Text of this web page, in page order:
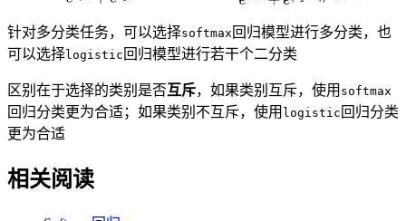
针对多分类任务，可以选择softmax 回归模型进行多分类，也
可以选择logistic 回归模型进行若干个二分类
区别在于选择的类别是否互斥，如果类别互斥，使用 softmax
回归分类更为合适；如果类别不互斥，使用 logistic 回归分类
更为合适
相关阅读